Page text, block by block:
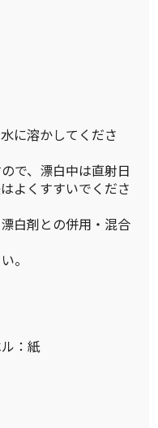
に溶かしてくださ
で、漂白中は直射日
よくすすいでくださ
白剤との併用・混合
。
：紙